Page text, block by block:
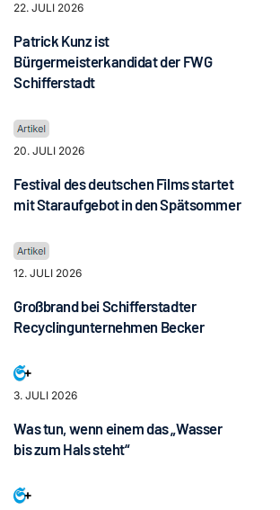
22. JULI 2026
Patrick Kunz ist
Bürgermeisterkandidat der FWG
Schifferstadt
20. JULI 2026
Festival des deutschen Films startet
mit Staraufgebot in den Spätsommer
12. JULI 2026
Großbrand bei Schifferstadter
Recyclingunternehmen Becker
3. JULI 2026
Was tun, wenn einem das „Wasser
bis zum Hals steht“